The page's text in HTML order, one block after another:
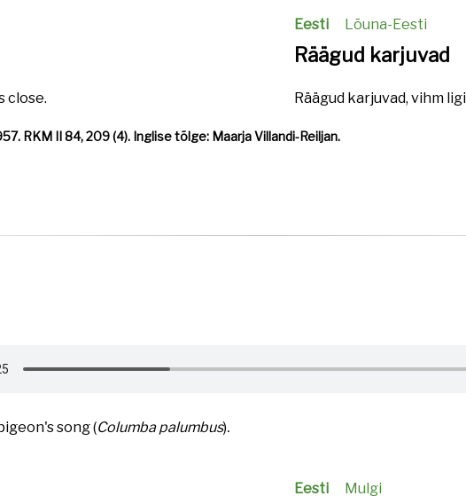
close.
Eesti Lõuna-Eesti
Räägud karjuvad
Räägud karjuvad, vihm
RKM II 84, 209 (4). Inglise tõlge: Maarja Villandi-Reiljan.
song(Columba palumbus).
Eesti Mulgi